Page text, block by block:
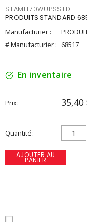
STAMH70WUPSSTD
PRODUITS STANDARD
Manufacturier :
# Manufacturier : 68517
En inventaire
Prix 35,40
Quantité
AJOUTER AU
PANIER